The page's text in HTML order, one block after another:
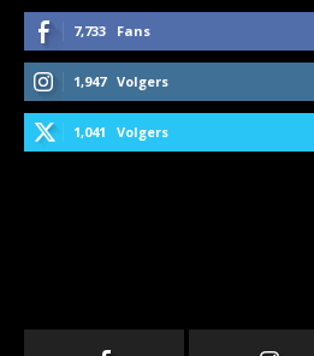
7,733 Fans
1,947 Volgers
1,041 Volgers